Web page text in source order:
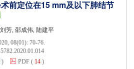
前定位在15 mm及以下肺结节
芳, 邵成伟, 陆建平
08(01): 70-76.
) PDF ( 14 )